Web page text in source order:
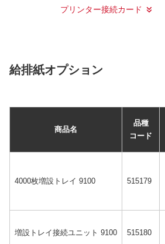
プリンター接続カード
給排紙オプション
商品名
品種
コード
4000枚増設トレイ 9100 515179
増設トレイ接続ユニット 9100 515180